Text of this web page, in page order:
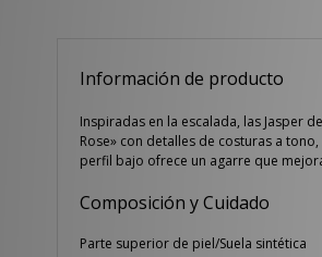
Información de producto
Inspiradas en la escalada, las Jasper
Rose» con detalles de costuras a
perfil bajo ofrece un agarre que
Composición y Cuidado
Parte superior de piel/Suela sintética